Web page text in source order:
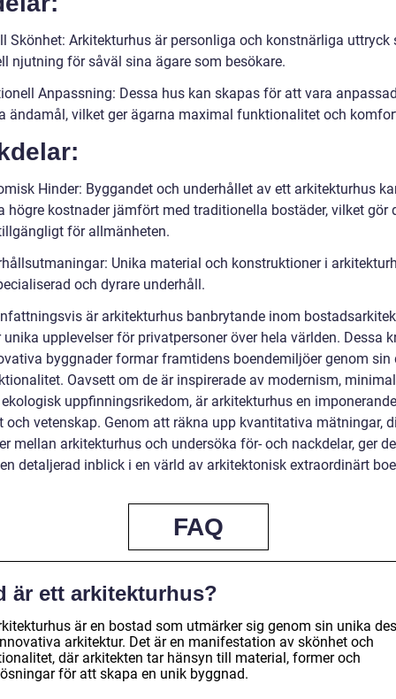
Skönhet: Arkitekturhus är personliga och konstnärliga uttryck
njutning för såväl sina ägare som besökare.
Anpassning: Dessa hus kan skapas för att vara
ändamål, vilket ger ägarna maximal funktionalitet och
Hinder: Byggandet och underhållet av ett arkitekturhus
högre kostnader jämfört med traditionella bostäder, vilket gör
för allmänheten.
Unika material och konstruktioner i
och dyrare underhåll.
är arkitekturhus banbrytande inom
unika upplevelser för privatpersoner över hela världen. Dessa
byggnader formar framtidens boendemiljöer genom sin
Oavsett om de är inspirerade av modernism,
uppfinningsrikedom, är arkitekturhus en
och vetenskap. Genom att räkna upp kvantitativa mätningar,
mellan arkitekturhus och undersöka för- och nackdelar, ger
detaljerad inblick i en värld av arkitektonisk extraordinärt
FAQ
är ett arkitekturhus?
är en bostad som utmärker sig genom sin unika
arkitektur. Det är en manifestation av skönhet och
där arkitekten tar hänsyn till material, former och
för att skapa en unik byggnad.